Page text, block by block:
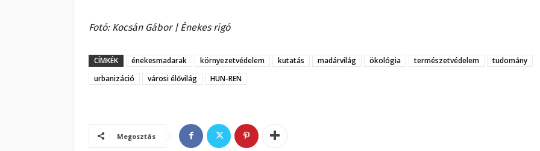
Fotó: Kocsán Gábor | Énekes rigó
CÍMKÉK énekesmadarak környezetvédelem kutatás madárvilág ökológia természetvédelem
tudomány
urbanizáció
városi élővilág HUN-REN
Megosztás